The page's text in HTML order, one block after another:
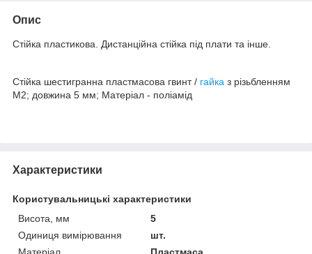
Опис
Стійка пластикова. Дистанційна стійка під плати та інше.
Стійка шестигранна пластмасова гвинт / гайка з різьбленням
M2; довжина 5 мм; Матеріал - поліамід
Характеристики
Користувальницькі характеристики
Висота, мм
5
Одиниця вимірювання
шт.
Матеріал
Пластмаса